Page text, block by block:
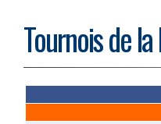
Tournois de